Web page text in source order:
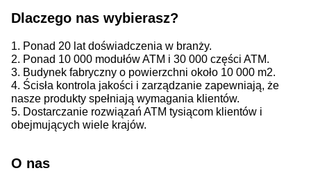
Dlaczego nas wybierasz?
1. Ponad 20 lat doświadczenia w branży.
2. Ponad 10 000 modułów ATM i 30 000 części ATM.
3. Budynek fabryczny o powierzchni około 10 000 m2.
4. Ścisła kontrola jakości i zarządzanie zapewniają, że
nasze produkty spełniają wymagania klientów.
5. Dostarczanie rozwiązań ATM tysiącom klientów i
obejmujących wiele krajów.
O nas